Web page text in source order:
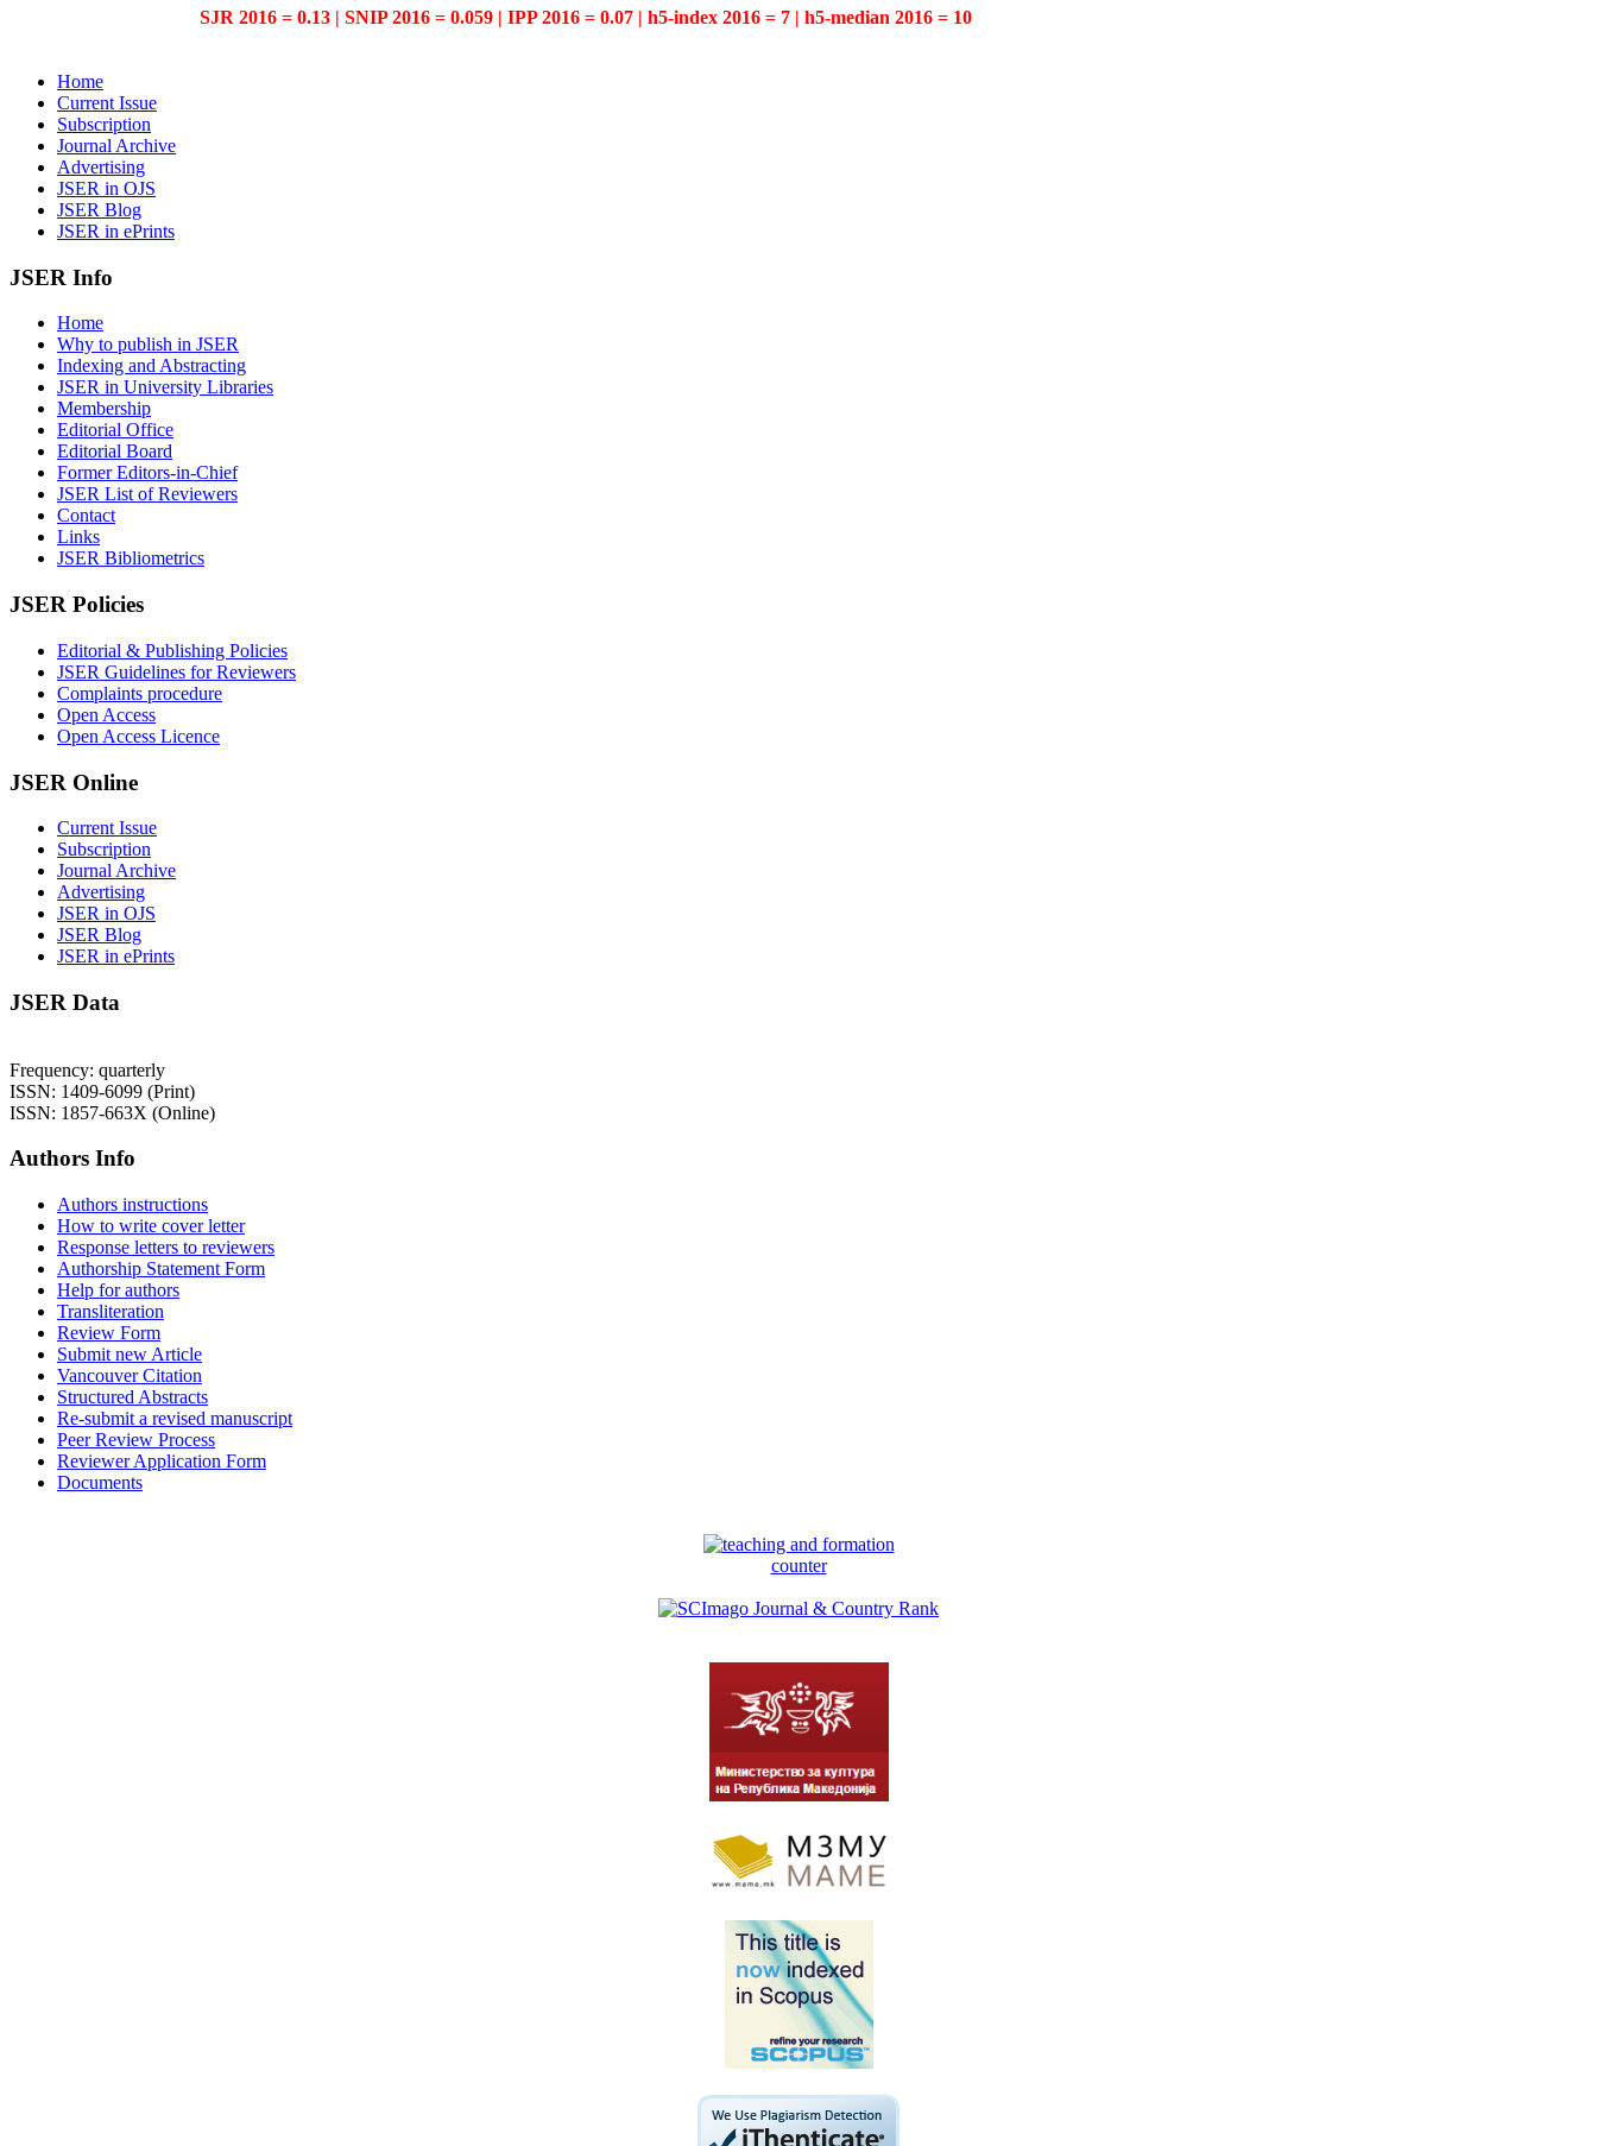
SJR 2016 = 0.13 | SNIP 2016 = 0.059 | IPP 2016 = 0.07 | h5-index 2016 = 7 | h5-median 2016 = 10
Home
Current Issue
Subscription
Journal Archive
Advertising
JSER in OJS
JSER Blog
JSER in ePrints
JSER Info
Home
Why to publish in JSER
Indexing and Abstracting
JSER in University Libraries
Membership
Editorial Office
Editorial Board
Former Editors-in-Chief
JSER List of Reviewers
Contact
Links
JSER Bibliometrics
JSER Policies
Editorial & Publishing Policies
JSER Guidelines for Reviewers
Complaints procedure
Open Access
Open Access Licence
JSER Online
Current Issue
Subscription
Journal Archive
Advertising
JSER in OJS
JSER Blog
JSER in ePrints
JSER Data
Frequency: quarterly
ISSN: 1409-6099 (Print)
ISSN: 1857-663X (Online)
Authors Info
Authors instructions
How to write cover letter
Response letters to reviewers
Authorship Statement Form
Help for authors
Transliteration
Review Form
Submit new Article
Vancouver Citation
Structured Abstracts
Re-submit a revised manuscript
Peer Review Process
Reviewer Application Form
Documents
counter